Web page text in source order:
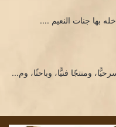
بها جنات النعيم ....
ومنتجًا فنيًّا، وباحثًا، وم...